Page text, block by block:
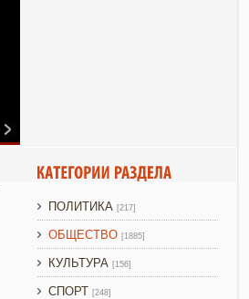
ПОЛИТИКА [217]
ОБЩЕСТВО [1885]
КУЛЬТУРА [156]
СПОРТ [248]